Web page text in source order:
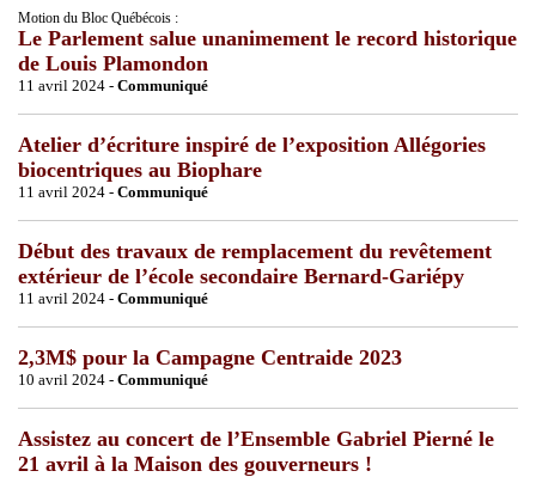
Motion du Bloc Québécois :
Le Parlement salue unanimement le record historique
de Louis Plamondon
11 avril 2024 - Communiqué
Atelier d’écriture inspiré de l’exposition Allégories
biocentriques au Biophare
11 avril 2024 - Communiqué
Début des travaux de remplacement du revêtement
extérieur de l’école secondaire Bernard-Gariépy
11 avril 2024 - Communiqué
2,3M$ pour la Campagne Centraide 2023
10 avril 2024 - Communiqué
Assistez au concert de l’Ensemble Gabriel Pierné le
21 avril à la Maison des gouverneurs !